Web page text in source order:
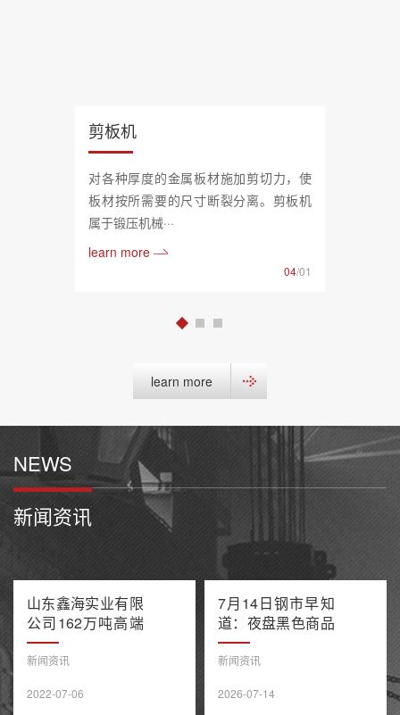
剪板机
对各种厚度的金属板材施加剪切力，使
板材按所需要的尺寸断裂分离。剪板机
属于锻压机械···
learn more
04/01
learn more
NEWS
新闻资讯
山东鑫海实业有限
公司162万吨高端
不锈钢项目产能置
换方案公示
新闻资讯
2022-07-06
7月14日钢市早知
道：夜盘黑色商品
多数收跌 阿联酋
油轮在霍尔木兹海
伦特原油涨超9%
新闻资讯
2026-07-14